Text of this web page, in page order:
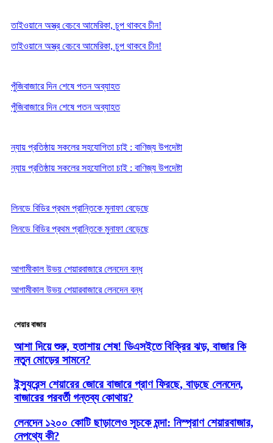
তাইওয়ানে অস্ত্র বেচবে আমেরিকা, চুপ থাকবে চীন!
তাইওয়ানে অস্ত্র বেচবে আমেরিকা, চুপ থাকবে চীন!
পুঁজিবাজারে দিন শেষে পতন অব্যাহত
পুঁজিবাজারে দিন শেষে পতন অব্যাহত
ন্যায় প্রতিষ্ঠায় সকলের সহযোগিতা চাই : বাণিজ্য উপদেষ্টা
ন্যায় প্রতিষ্ঠায় সকলের সহযোগিতা চাই : বাণিজ্য উপদেষ্টা
লিনডে বিডির প্রথম প্রান্তিকে মুনাফা বেড়েছে
লিনডে বিডির প্রথম প্রান্তিকে মুনাফা বেড়েছে
আগামীকাল উভয় শেয়ারবাজারে লেনদেন বন্ধ
আগামীকাল উভয় শেয়ারবাজারে লেনদেন বন্ধ
শেয়ার বাজার
আশা দিয়ে শুরু, হতাশায় শেষ! ডিএসইতে বিক্রির ঝড়, বাজার কি
নতুন মোড়ের সামনে?
ইন্স্যুরেন্স শেয়ারের জোরে বাজারে প্রাণ ফিরছে, বাড়ছে লেনদেন,
বাজারের পরবর্তী গন্তব্য কোথায়?
লেনদেন ১২০০ কোটি ছাড়ালেও সূচকে মন্দা: নিস্প্রাণ শেয়ারবাজার,
নেপথ্যে কী?